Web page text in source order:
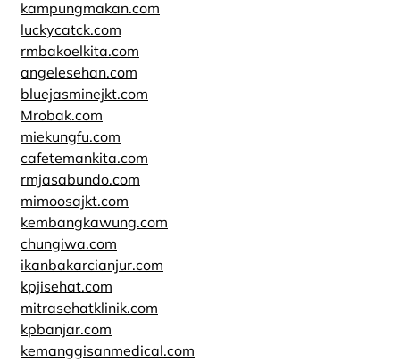
kampungmakan.com
luckycatck.com
rmbakoelkita.com
angelesehan.com
bluejasminejkt.com
Mrobak.com
miekungfu.com
cafetemankita.com
rmjasabundo.com
mimoosajkt.com
kembangkawung.com
chungiwa.com
ikanbakarcianjur.com
kpjisehat.com
mitrasehatklinik.com
kpbanjar.com
kemanggisanmedical.com